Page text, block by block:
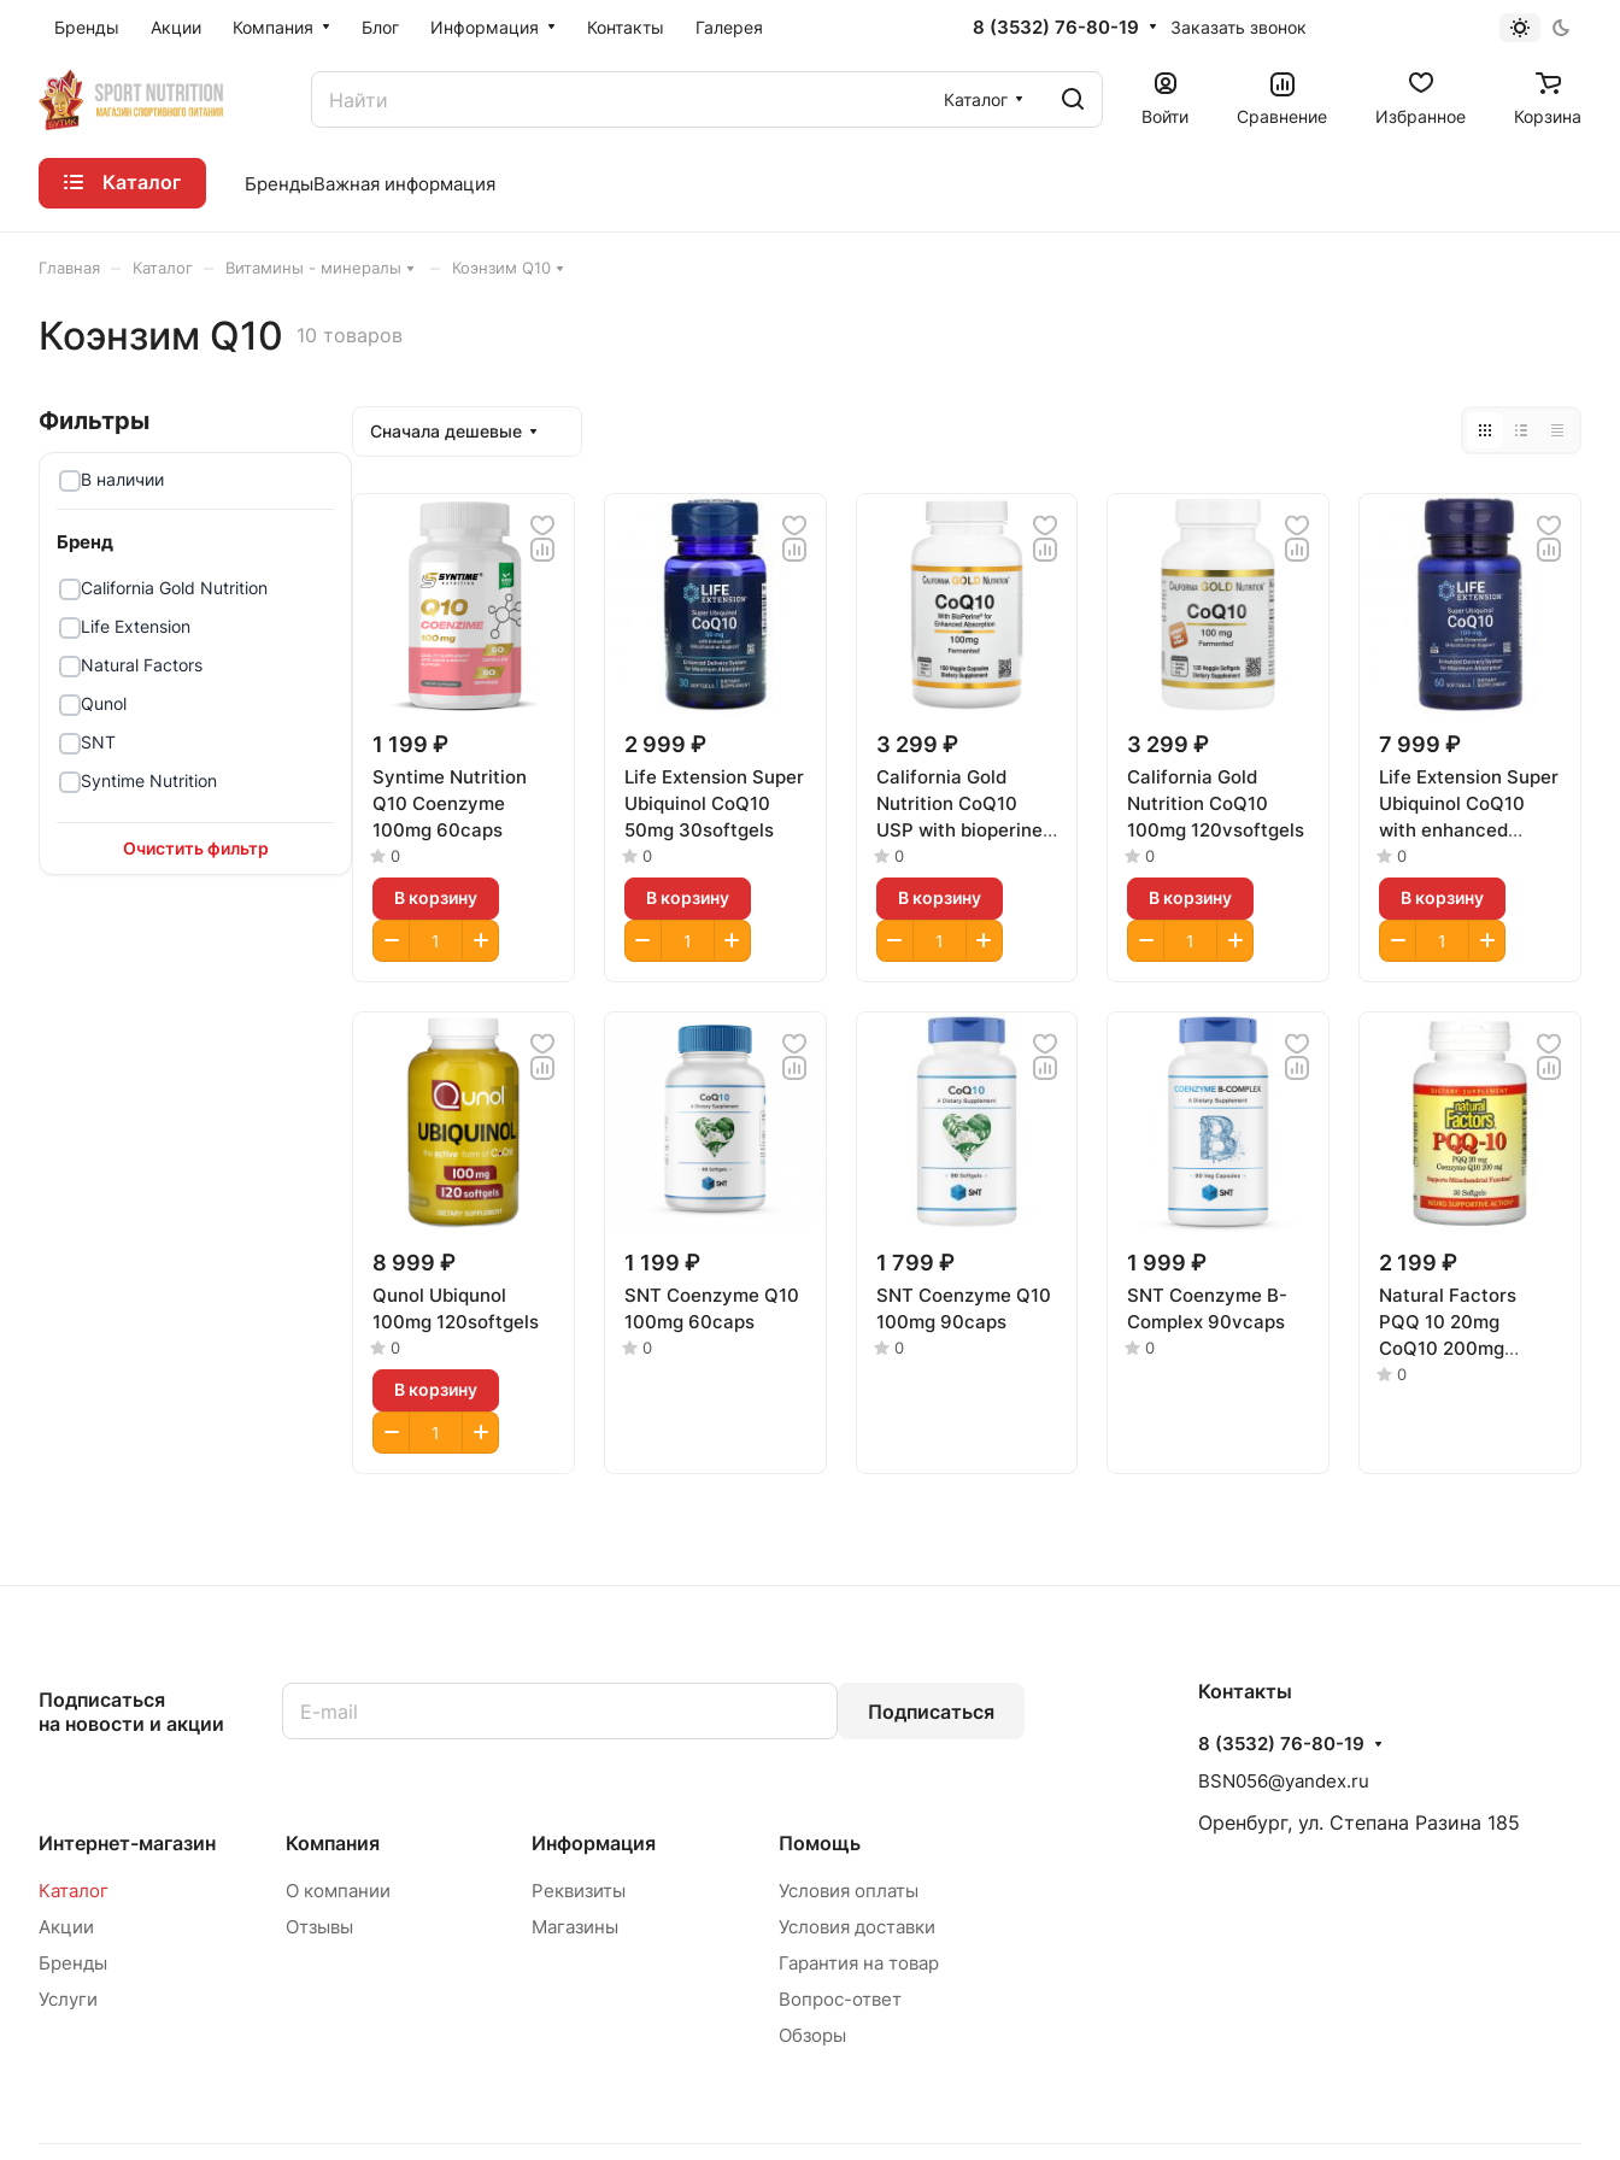
Бренды Акции Компания Блог Информация Контакты Галерея 8 (3532) 76-80-19 Заказать звонок
Каталог
Войти
Сравнение Избранное Корзина
Каталог БрендыВажная информация
Главная Каталог Витамины - минералы Коэнзим Q10
Коэнзим Q10 10 товаров
В наличии
Бренд
California Gold Nutrition
Life Extension
Natural Factors
Qunol
SNT
Syntime Nutrition
Очистить фильтр
Сначала дешевые
1 199 ₽
Syntime Nutrition
Q10 Coenzyme
100mg 60caps
0
В корзину
2 999 ₽
Life Extension Super
Ubiquinol CoQ10
50mg 30softgels
0
В корзину
3 299 ₽
California Gold
Nutrition CoQ10
USP with bioperine
100mg 150vcaps
0
В корзину
3 299 ₽
California Gold
Nutrition CoQ10
100mg 120vsoftgels
0
В корзину
7 999 ₽
Life Extension Super
Ubiquinol CoQ10
with enhanced
mitochondrial
support 100mg
60softgels
0
В корзину
8 999 ₽
Qunol Ubiqunol
100mg 120softgels
0
В корзину
1 199 ₽
SNT Coenzyme Q10
100mg 60caps
0
1 799 ₽
SNT Coenzyme Q10
100mg 90caps
0
1 999 ₽
SNT Coenzyme B-
Complex 90vcaps
0
2 199 ₽
Natural Factors
PQQ 10 20mg
CoQ10 200mg
30softgels
0
Подписаться
на новости и акции
Подписаться
Интернет-магазин
Каталог
Акции
Бренды
Услуги
Компания
О компании
Отзывы
Информация
Реквизиты
Магазины
Помощь
Условия оплаты
Условия доставки
Гарантия на товар
Вопрос-ответ
Обзоры
Контакты
8 (3532) 76-80-19
BSN056@yandex.ru
Оренбург, ул. Степана Разина 185